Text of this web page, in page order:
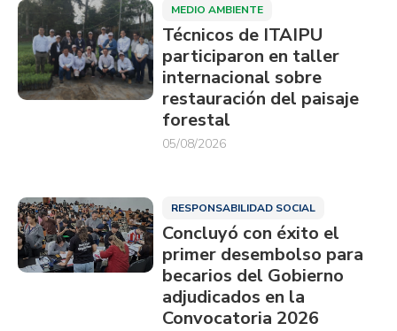
MEDIO AMBIENTE
Técnicos de ITAIPU
participaron en taller
internacional sobre
restauración del paisaje
forestal
05/08/2026
RESPONSABILIDAD SOCIAL
Concluyó con éxito el
primer desembolso para
becarios del Gobierno
adjudicados en la
Convocatoria 2026